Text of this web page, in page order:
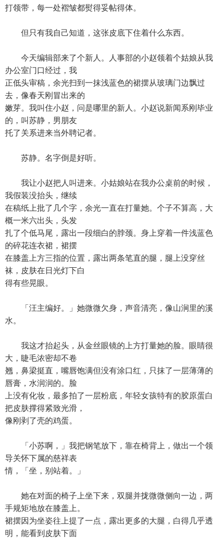
打领带，每一处褶皱都熨得妥帖得体。
但只有我自己知道，这张皮底下住着什么东西。
今天编辑部来了个新人。人事部的小赵领着个姑娘从我
办公室门口经过，我
正低头审稿，余光扫到一抹浅蓝色的裙摆从玻璃门边飘过
去，像春天刚冒出来的
嫩芽。我叫住小赵，问是哪里的新人。小赵说新闻系刚毕业
的，叫苏静，男朋友
托了关系进来当外聘记者。
苏静。名字倒是好听。
我让小赵把人叫进来。小姑娘站在我办公桌前的时候，
我假装没抬头，继续
在稿纸上批了几个字，余光一直在打量她。个子不算高，大
概一米六出头，头发
扎了个低马尾，露出一段细白的脖颈。身上穿着一件浅蓝色
的碎花连衣裙，裙摆
在膝盖上方三指的位置，露出两条笔直的腿，腿上没穿丝
袜，皮肤在日光灯下白
得有些晃眼。
「汪主编好。」她微微欠身，声音清亮，像山涧里的溪
水。
我这才抬起头，从金丝眼镜的上方打量她的脸。眼睛很
大，睫毛浓密却不卷
翘，鼻梁挺直，嘴唇饱满但没有涂口红，只抹了一层薄薄的
唇膏，水润润的。脸
上没有化妆，最多拍了一层粉底，年轻女孩特有的胶原蛋白
把皮肤撑得紧致光滑，
像刚剥了壳的鸡蛋。
「小苏啊，」我把钢笔放下，靠在椅背上，做出一个领
导关怀下属的慈祥表
情，「坐，别站着。」
她在对面的椅子上坐下来，双腿并拢微微侧向一边，两
手规矩地放在膝盖上。
裙摆因为坐姿往上提了一点，露出更多的大腿，白得几乎透
明，能看到皮肤下面